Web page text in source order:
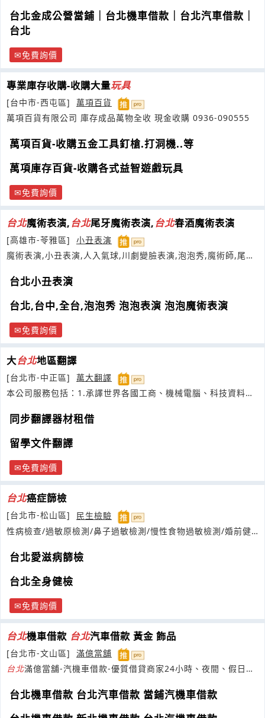
台北金成公營當鋪｜台北機車借款｜台北汽車借款｜
台北
免費詢價
專業庫存收購-收購大量玩具
[台中市-西屯區]
萬項百貨
萬項百貨有限公司 庫存成品萬物全收 現金收購 0936-090555
萬項百貨-收購五金工具釘槍.打洞機..等
萬項庫存百貨-收購各式益智遊戲玩具
免費詢價
台北魔術表演, 台北尾牙魔術表演, 台北春酒魔術表演
[高雄市-苓雅區]
小丑表演
魔術表演,小丑表演,人入氣球,川劇變臉表演,泡泡秀,魔術師,尾牙
台北小丑表演
台北,台中,全台,泡泡秀 泡泡表演 泡泡魔術表演
免費詢價
大台北地區翻譯
[台北市-中正區]
萬大翻譯
本公司服務包括：1.承譯世界各國工商、機械電腦、科技資料、
同步翻譯器材租借
留學文件翻譯
免費詢價
台北癌症篩檢
[台北市-松山區]
民生檢驗
性病檢查/過敏原檢測/鼻子過敏檢測/慢性食物過敏檢測/婚前健
台北愛滋病篩檢
台北全身健檢
免費詢價
台北機車借款 台北汽車借款 黃金 飾品
[台北市-文山區]
滿億當舖
台北滿億當舖-汽機車借款-優質借貸商家24小時、夜間、假日皆
台北機車借款 台北汽車借款 當鋪汽機車借款